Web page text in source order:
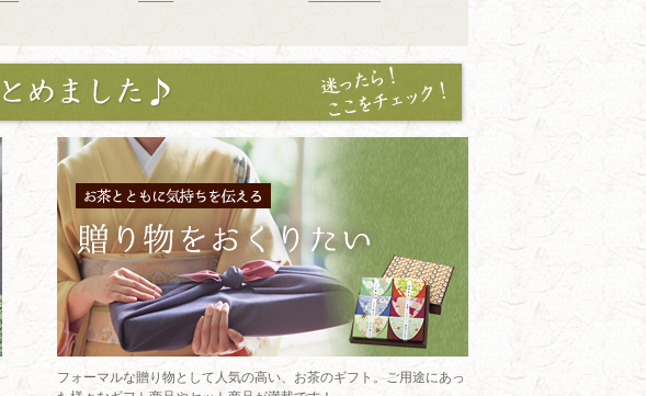
フォーマルな贈り物として人気の高い、お茶のギフト。ご用途にあっ